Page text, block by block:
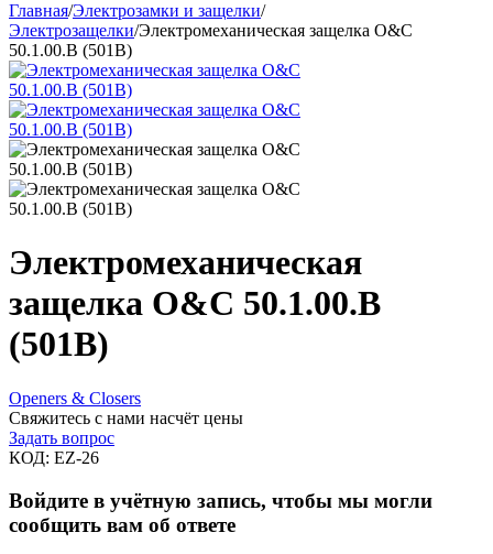
Главная/Электрозамки и защелки/
Электрозащелки/Электромеханическая защелка O&C
50.1.00.B (501B)
Электромеханическая
защелка O&C 50.1.00.B
(501B)
Openers & Closers
Свяжитесь с нами насчёт цены
Задать вопрос
КОД: EZ-26
Войдите в учётную запись, чтобы мы могли
сообщить вам об ответе